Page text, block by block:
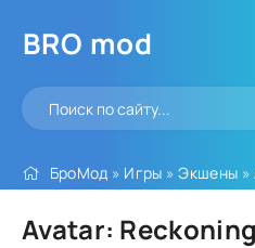
BRO mod
БроМод » Игры »Экшены
Avatar: